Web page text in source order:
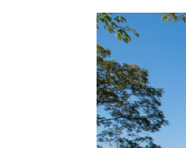
Anterior